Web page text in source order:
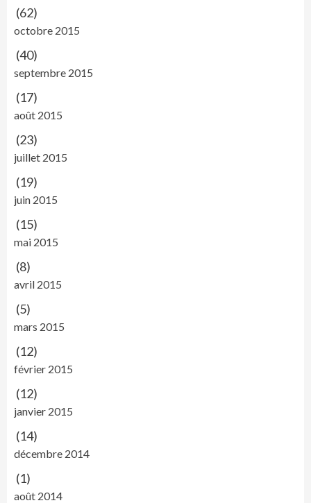
(62)
octobre 2015
(40)
septembre 2015
(17)
août 2015
(23)
juillet 2015
(19)
juin 2015
(15)
mai 2015
(8)
avril 2015
(5)
mars 2015
(12)
février 2015
(12)
janvier 2015
(14)
décembre 2014
(1)
août 2014